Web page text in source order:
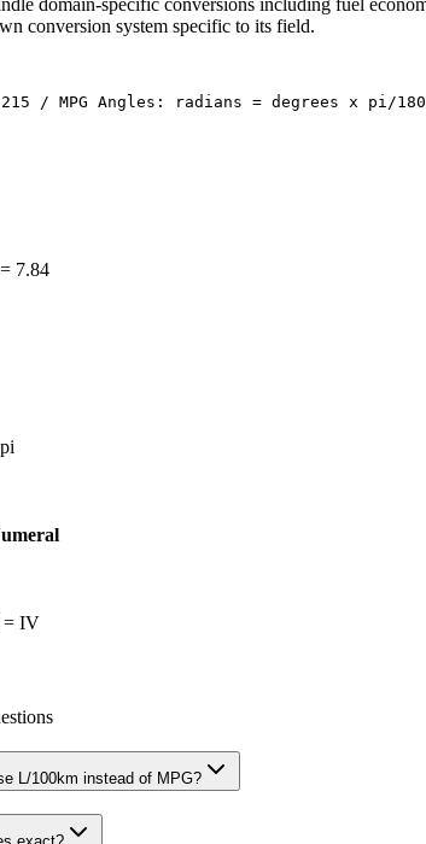
conversion system specific to its field.
/ MPG Angles: radians = degrees x pi/
7.84
= IV
L/100km instead of MPG?